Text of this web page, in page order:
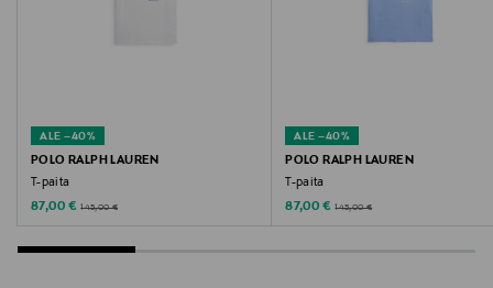
Valmistajan tuotenumero
M071PB
Valmistaja
ALE –40%
POLO RALPH LAUREN
T-paita
Discounted Price
87,00 € Original Price
145,00 €
ALE –40%
POLO RALPH LAUREN
T-paita
Discounted Price
87,00 € Original Price
145,00 €